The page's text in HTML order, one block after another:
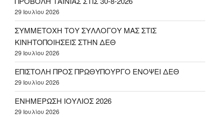
29 Ιουλίου 2026
ΣΥΜΜΕΤΟΧΗ ΤΟΥ ΣΥΛΛΟΓΟΥ ΜΑΣ ΣΤΙΣ
ΚΙΝΗΤΟΠΟΙΗΣΕΙΣ ΣΤΗΝ ΔΕΘ
29 Ιουλίου 2026
ΕΠΙΣΤΟΛΗ ΠΡΟΣ ΠΡΩΘΥΠΟΥΡΓΟ ΕΝΟΨΕΙ ΔΕΘ
29 Ιουλίου 2026
ΕΝΗΜΕΡΩΣΗ ΙΟΥΛΙΟΣ 2026
29 Ιουλίου 2026